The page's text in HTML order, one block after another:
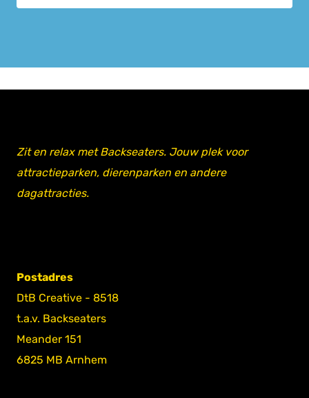
Zit en relax met Backseaters. Jouw plek voor
attractieparken, dierenparken en andere
dagattracties.
Postadres
DtB Creative - 8518
t.a.v. Backseaters
Meander 151
6825 MB Arnhem